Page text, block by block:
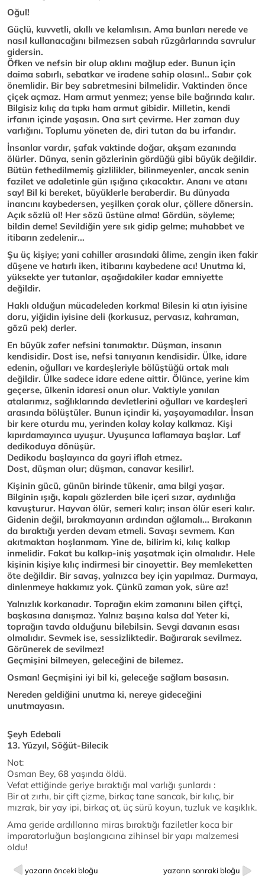
Oğul!
Güçlü, kuvvetli, akıllı ve kelamlısın. Ama bunları nerede ve
nasıl kullanacağını bilmezsen sabah rüzgârlarında savrulur
gidersin.
Öfken ve nefsin bir olup aklını mağlup eder. Bunun için
daima sabırlı, sebatkar ve iradene sahip olasın!.. Sabır çok
önemlidir. Bir bey sabretmesini bilmelidir. Vaktinden önce
çiçek açmaz. Ham armut yenmez; yense bile bağrında kalır.
Bilgisiz kılıç da tıpkı ham armut gibidir. Milletin, kendi
irfanın içinde yaşasın. Ona sırt çevirme. Her zaman duy
varlığını. Toplumu yöneten de, diri tutan da bu irfandır.
İnsanlar vardır, şafak vaktinde doğar, akşam ezanında
ölürler. Dünya, senin gözlerinin gördüğü gibi büyük değildir.
Bütün fethedilmemiş gizlilikler, bilinmeyenler, ancak senin
fazilet ve adaletinle gün ışığına çıkacaktır. Ananı ve atanı
say! Bil ki bereket, büyüklerle beraberdir. Bu dünyada
inancını kaybedersen, yeşilken çorak olur, çöllere dönersin.
Açık sözlü ol! Her sözü üstüne alma! Gördün, söyleme;
bildin deme! Sevildiğin yere sık gidip gelme; muhabbet ve
itibarın zedelenir...
Şu üç kişiye; yani cahiller arasındaki âlime, zengin iken fakir
düşene ve hatırlı iken, itibarını kaybedene acı! Unutma ki,
yüksekte yer tutanlar, aşağıdakiler kadar emniyette
değildir.
Haklı olduğun mücadeleden korkma! Bilesin ki atın iyisine
doru, yiğidin iyisine deli (korkusuz, pervasız, kahraman,
gözü pek) derler.
En büyük zafer nefsini tanımaktır. Düşman, insanın
kendisidir. Dost ise, nefsi tanıyanın kendisidir. Ülke, idare
edenin, oğulları ve kardeşleriyle bölüştüğü ortak malı
değildir. Ülke sadece idare edene aittir. Ölünce, yerine kim
geçerse, ülkenin idaresi onun olur. Vaktiyle yanılan
atalarımız, sağlıklarında devletlerini oğulları ve kardeşleri
arasında bölüştüler. Bunun içindir ki, yaşayamadılar. İnsan
bir kere oturdu mu, yerinden kolay kolay kalkmaz. Kişi
kıpırdamayınca uyuşur. Uyuşunca laflamaya başlar. Laf
dedikoduya dönüşür.
Dedikodu başlayınca da gayri iflah etmez.
Dost, düşman olur; düşman, canavar kesilir!.
Kişinin gücü, günün birinde tükenir, ama bilgi yaşar.
Bilginin ışığı, kapalı gözlerden bile içeri sızar, aydınlığa
kavuşturur. Hayvan ölür, semeri kalır; insan ölür eseri kalır.
Gidenin değil, bırakmayanın ardından ağlamalı... Bırakanın
da bıraktığı yerden devam etmeli. Savaşı sevmem. Kan
akıtmaktan hoşlanmam. Yine de, bilirim ki, kılıç kalkıp
inmelidir. Fakat bu kalkıp-iniş yaşatmak için olmalıdır. Hele
kişinin kişiye kılıç indirmesi bir cinayettir. Bey memleketten
öte değildir. Bir savaş, yalnızca bey için yapılmaz. Durmaya,
dinlenmeye hakkımız yok. Çünkü zaman yok, süre az!
Yalnızlık korkanadır. Toprağın ekim zamanını bilen çiftçi,
başkasına danışmaz. Yalnız başına kalsa da! Yeter ki,
toprağın tavda olduğunu bilebilsin. Sevgi davanın esası
olmalıdır. Sevmek ise, sessizliktedir. Bağırarak sevilmez.
Görünerek de sevilmez!
Geçmişini bilmeyen, geleceğini de bilemez.
Osman! Geçmişini iyi bil ki, geleceğe sağlam basasın.
Nereden geldiğini unutma ki, nereye gideceğini
unutmayasın.
Şeyh Edebali
13. Yüzyıl, Söğüt-Bilecik
Not:
Osman Bey, 68 yaşında öldü.
Vefat ettiğinde geriye bıraktığı mal varlığı şunlardı :
Bir at zırhı, bir çift çizme, birkaç tane sancak, bir kılıç, bir
mızrak, bir yay ipi, birkaç at, üç sürü koyun, tuzluk ve kaşıklık.
Ama geride ardıllarına miras bıraktığı faziletler koca bir
imparatorluğun başlangıcına zihinsel bir yapı malzemesi
oldu!
yazarın önceki bloğu yazarın sonraki bloğu